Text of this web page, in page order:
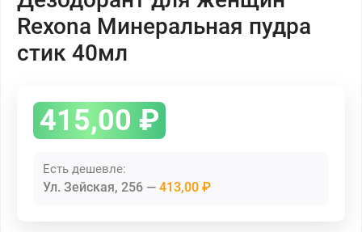
Rexona Минеральная пудра
стик 40мл
415,00 ₽
Есть дешевле:
Ул. Зейская, 256 413,00 ₽